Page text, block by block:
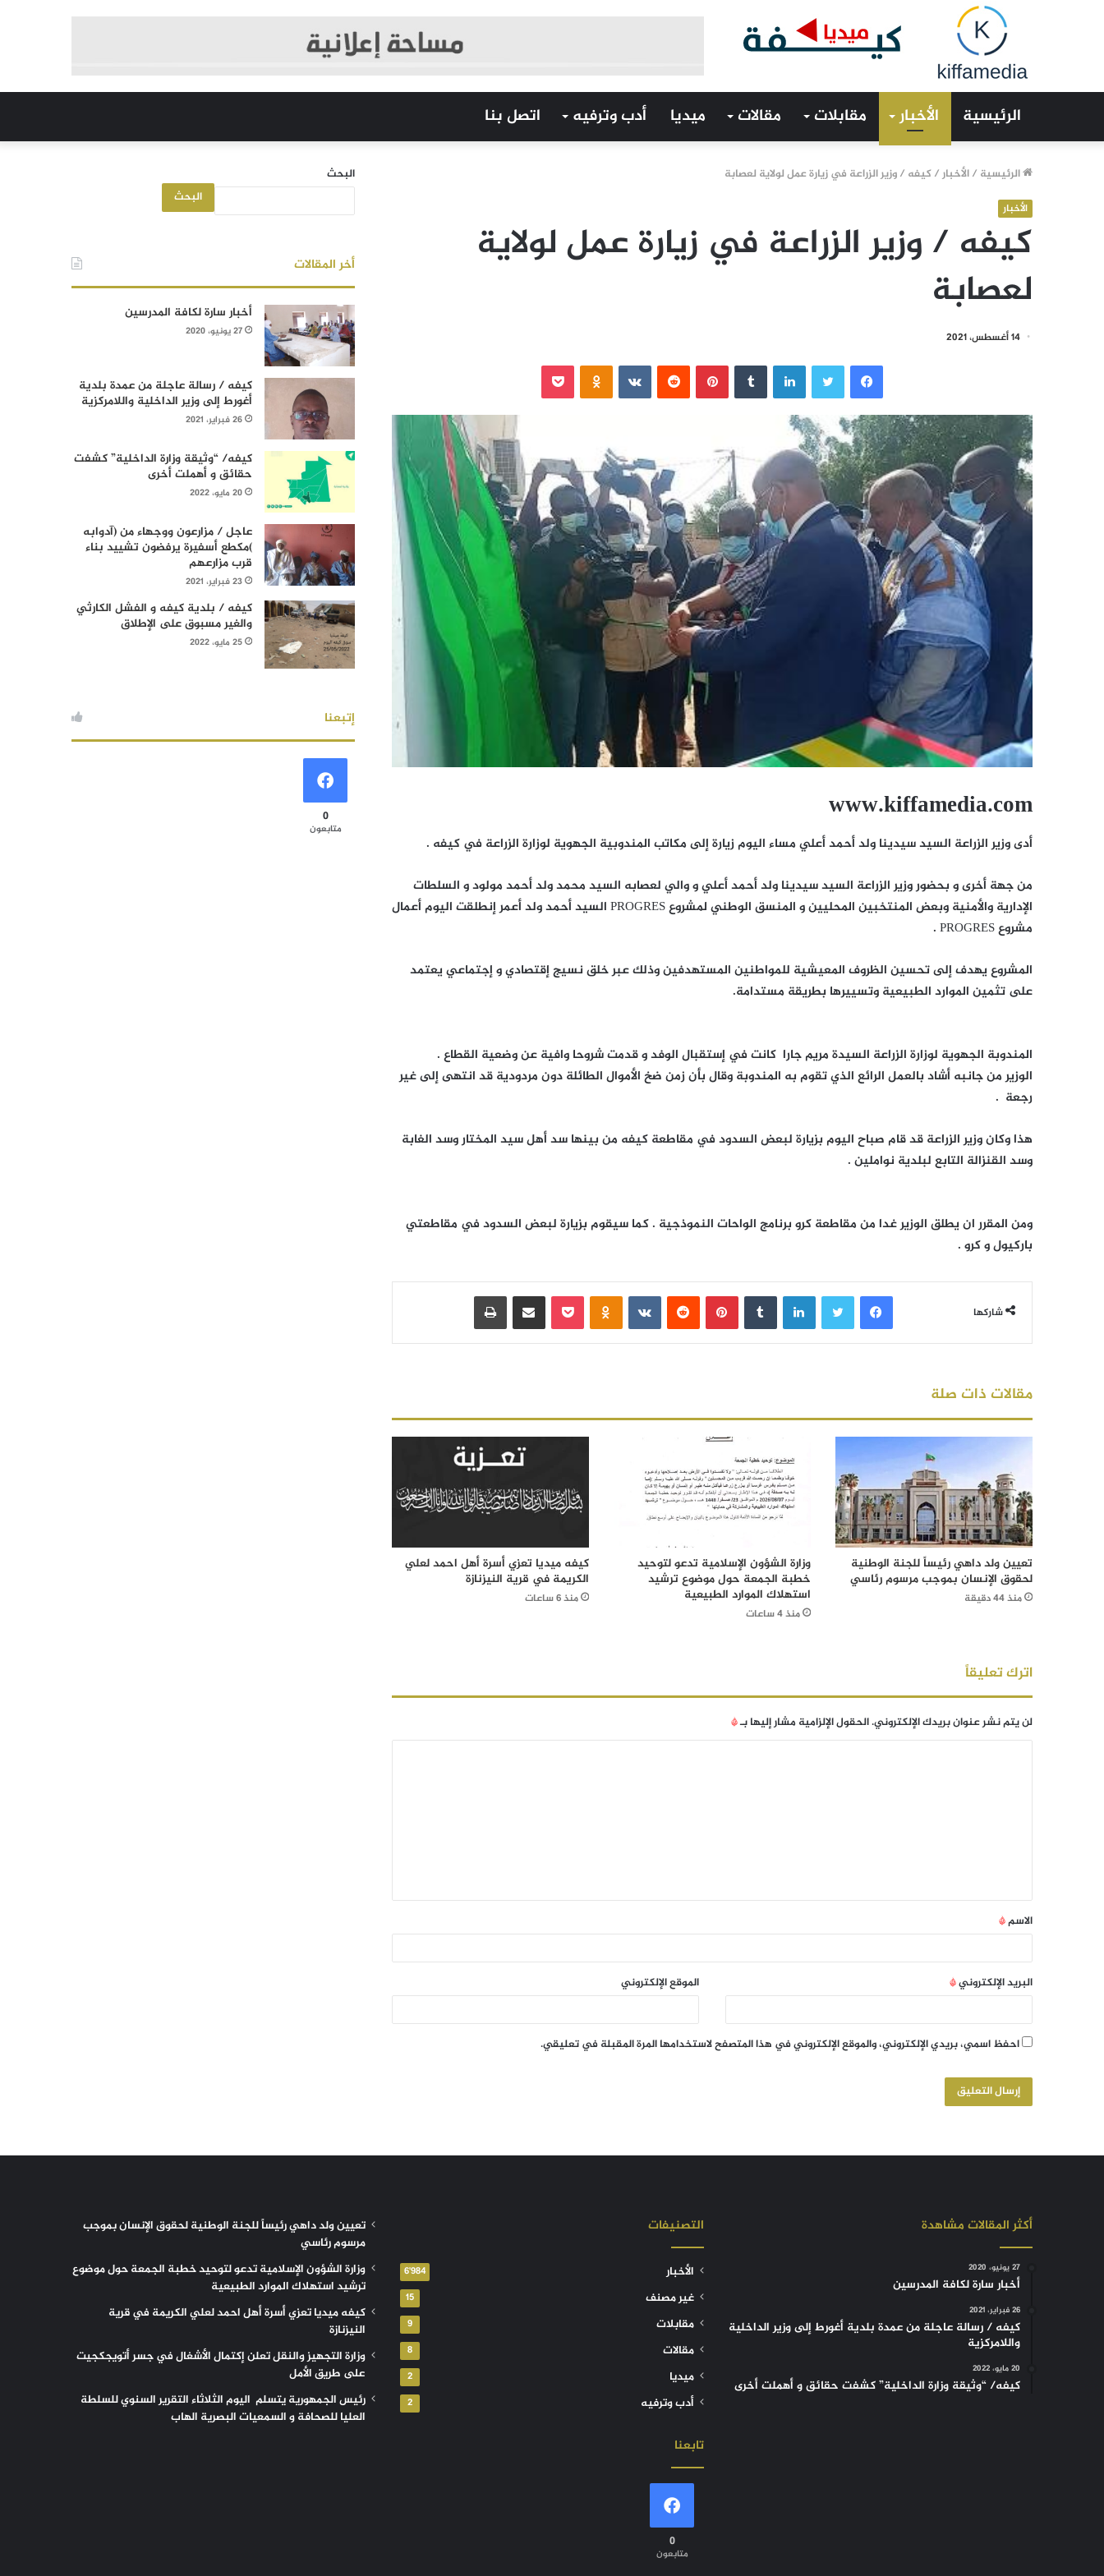
الرئيسية الأخبار مقابلات مقالات ميديا أدب وترفيه اتصل بنا
الرئيسية /الأخبار/كيفه / وزير الزراعة في زيارة عمل لولاية لعصابة
الأخبار
كيفه / وزير الزراعة في زيارة عمل لولاية
لعصابة
14 أغسطس، 2021
فيسبوك لينكدإن بينتيريست
www.kiffamedia.com
أدى وزير الزراعة السيد سيدينا ولد أحمد أعلي مساء اليوم زيارة إلى مكاتب المندوبية الجهوية لوزارة الزراعة في كيفه .
من جهة أخرى و بحضور وزير الزراعة السيد سيدينا ولد أحمد أعلي و والي لعصابه السيد محمد ولد أحمد مولود و السلطات
الإدارية والأمنية وبعض المنتخبين المحليين و المنسق الوطني لمشروع PROGRES السيد أحمد ولد أعمر إنطلقت اليوم أعمال
مشروع PROGRES .
المشروع يهدف إلى تحسين الظروف المعيشية للمواطنين المستهدفين وذلك عبر خلق نسيج إقتصادي و إجتماعي يعتمد
على تثمين الموارد الطبيعية وتسييرها بطريقة مستدامة.
المندوبة الجهوية لوزارة الزراعة السيدة مريم جارا كانت في إستقبال الوفد و قدمت شروحا وافية عن وضعية القطاع .
الوزير من جانبه أشاد بالعمل الرائع الذي تقوم به المندوبة وقال بأن زمن ضخ الأموال الطائلة دون مردودية قد انتهى إلى غير
رجعة .
هذا وكان وزير الزراعة قد قام صباح اليوم بزيارة لبعض السدود في مقاطعة كيفه من بينها سد أهل سيد المختار وسد الغابة
وسد القنزالة التابع لبلدية نواملين .
ومن المقرر ان يطلق الوزير غدا من مقاطعة كرو برنامج الواحات النموذجية . كما سيقوم بزيارة لبعض السدود في مقاطعتي
باركيول و كرو .
شاركها
فيسبوك لينكدإن بينتيريست بوكيت مشاركة عبر البريد
مقالات ذات صلة
تعيين ولد داهي رئيساً للجنة الوطنية
لحقوق الإنسان بموجب مرسوم رئاسي
منذ 44 دقيقة
وزارة الشؤون الإسلامية تدعو لتوحيد
خطبة الجمعة حول موضوع ترشيد
استهلاك الموارد الطبيعية
منذ 4 ساعات
كيفه ميديا تعزي أسرة أهل احمد لعلي
الكريمة في قرية النيزنازة
منذ 6 ساعات
اترك تعليقاً
لن يتم نشر عنوان بريدك الإلكتروني.الحقول الإلزامية مشار إليها بـ*
الاسم*
البريد الإلكتروني* الموقع الإلكتروني
احفظ اسمي، بريدي الإلكتروني، والموقع الإلكتروني في هذا المتصفح لاستخدامها المرة المقبلة في تعليقي.
البحث
البحث
أخر المقالات
أخبار سارة لكافة المدرسين
27 يونيو، 2020
كيفه / رسالة عاجلة من عمدة بلدية
أغورط إلى وزير الداخلية واللامركزية
26 فبراير، 2021
كيفه/ “وثيقة وزارة الداخلية” كشفت
حقائق و أهملت أخرى
20 مايو، 2022
عاجل / مزارعون ووجهاء من (آدوابه
)مكطع أسفيرة يرفضون تشييد بناء
قرب مزارعهم
23 فبراير، 2021
كيفه / بلدية كيفه و الفشل الكارثي
والغير مسبوق على الإطلاق
25 مايو، 2022
إتبعنا
0
متابعون
أكثر المقالات مشاهدة
27 يونيو، 2020
أخبار سارة لكافة المدرسين
26 فبراير، 2021
كيفه / رسالة عاجلة من عمدة بلدية أغورط إلى وزير الداخلية
واللامركزية
20 مايو، 2022
كيفه/ “وثيقة وزارة الداخلية” كشفت حقائق و أهملت أخرى
التصنيفات
الأخبار 6٬984
غير مصنف 15
مقابلات 9
مقالات 8
ميديا 2
أدب وترفيه 2
تابعنا
0
متابعون
تعيين ولد داهي رئيساً للجنة الوطنية لحقوق الإنسان بموجب
مرسوم رئاسي
وزارة الشؤون الإسلامية تدعو لتوحيد خطبة الجمعة حول موضوع
ترشيد استهلاك الموارد الطبيعية
كيفه ميديا تعزي أسرة أهل احمد لعلي الكريمة في قرية
النيزنازة
وزارة التجهيز والنقل تعلن إكتمال الأشغال في جسر أتويجكجيت
على طريق الأمل
رئيس الجمهورية يتسلم اليوم الثلاثاء التقرير السنوي للسلطة
العليا للصحافة و السمعيات البصرية الهاب